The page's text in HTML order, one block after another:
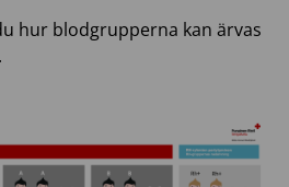
hur blodgrupperna kan ärvas